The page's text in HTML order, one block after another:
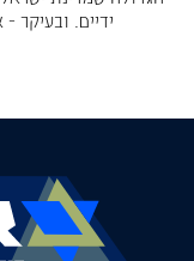
ENידיים. ובעיקר